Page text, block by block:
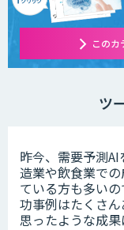
このカ
ツ
昨今、需要予測
造業や飲食業で
ている方も多い
功事例はたくさ
思ったような成果